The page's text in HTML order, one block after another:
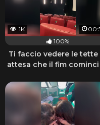
1K
100%
Ti faccio vedere le tette
attesa che il fim cominci